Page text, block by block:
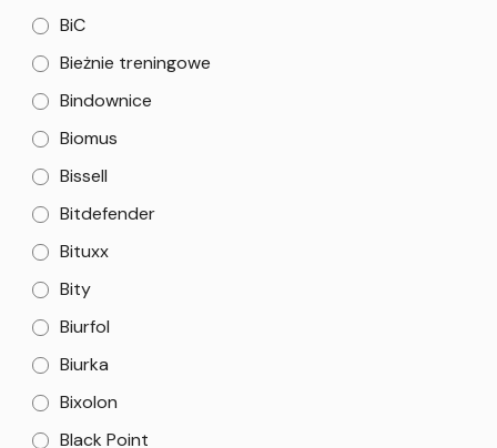
BiC
Bieżnie treningowe
Bindownice
Biomus
Bissell
Bitdefender
Bituxx
Bity
Biurfol
Biurka
Bixolon
Black Point